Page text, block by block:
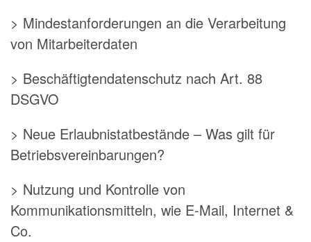
> Mindestanforderungen an die Verarbeitung
von Mitarbeiterdaten
> Beschäftigtendatenschutz nach Art. 88
DSGVO
> Neue Erlaubnistatbestände – Was gilt für
Betriebsvereinbarungen?
> Nutzung und Kontrolle von
Kommunikationsmitteln, wie E-Mail, Internet &
Co.